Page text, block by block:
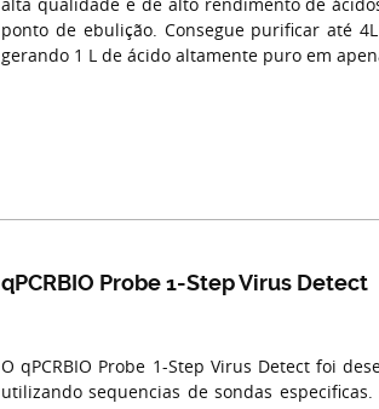
ponto de ebulição. Consegue purificar até
gerando 1 L de ácido altamente puro em
qPCRBIO Probe 1-Step Virus Detect
O qPCRBIO Probe 1-Step Virus Detect foi
utilizando sequencias de sondas